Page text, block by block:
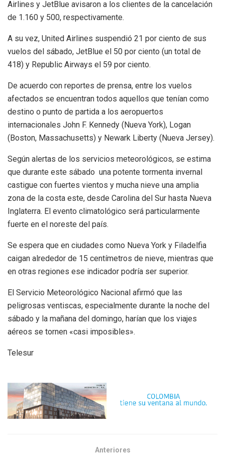
Airlines y JetBlue avisaron a los clientes de la cancelación
de 1.160 y 500, respectivamente.
A su vez, United Airlines suspendió 21 por ciento de sus
vuelos del sábado, JetBlue el 50 por ciento (un total de
418) y Republic Airways el 59 por ciento.
De acuerdo con reportes de prensa, entre los vuelos
afectados se encuentran todos aquellos que tenían como
destino o punto de partida a los aeropuertos
internacionales John F. Kennedy (Nueva York), Logan
(Boston, Massachusetts) y Newark Liberty (Nueva Jersey).
Según alertas de los servicios meteorológicos, se estima
que durante este sábado una potente tormenta invernal
castigue con fuertes vientos y mucha nieve una amplia
zona de la costa este, desde Carolina del Sur hasta Nueva
Inglaterra. El evento climatológico será particularmente
fuerte en el noreste del país.
Se espera que en ciudades como Nueva York y Filadelfia
caigan alrededor de 15 centímetros de nieve, mientras que
en otras regiones ese indicador podría ser superior.
El Servicio Meteorológico Nacional afirmó que las
peligrosas ventiscas, especialmente durante la noche del
sábado y la mañana del domingo, harían que los viajes
aéreos se tornen «casi imposibles».
Telesur
Anteriores